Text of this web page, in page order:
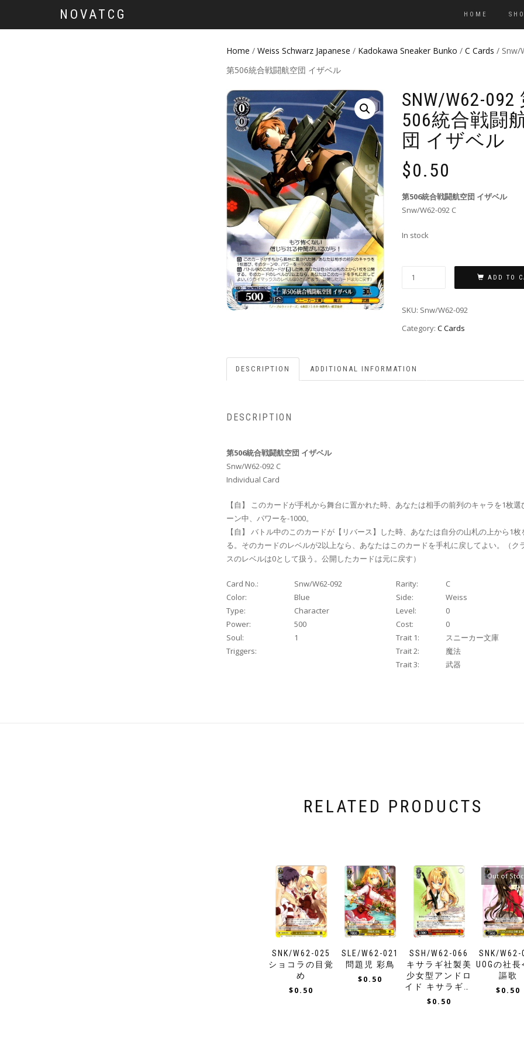
NOVATCG HOME
Home / Weiss Schwarz Japanese / Kadokawa Sneaker Bunko / C Cards / Snw/
第506統合戦闘航空団 イザベル
SNW/W62-092
506統合戦闘
団 イザベル
$0.50
第506統合戦闘航空団 イザベル
Snw/W62-092 C
In stock
ADD TO
SKU: Snw/W62-092
Category: C Cards
DESCRIPTION ADDITIONAL INFORMATION
DESCRIPTION
第506統合戦闘航空団 イザベル
Snw/W62-092 C
Individual Card
【自】 このカードが手札から舞台に置かれた時、あなたは相手の前列のキャラを1枚選
ーン中、パワーを-1000。
【自】 バトル中のこのカードが【リバース】した時、あなたは自分の山札の上から1枚
る。そのカードのレベルが2以上なら、あなたはこのカードを手札に戻してよい。（ク
スのレベルは0として扱う。公開したカードは元に戻す）
Card No.: Snw/W62-092 Rarity:
C
Color:
Blue Side:
Weiss
Type:
Character Level:
0
Power:
500 Cost:
0
Soul:
1 Trait 1:
スニーカー文庫
Triggers:
Trait 2:
魔法
Trait 3:
武器
RELATED PRODUCTS
SNK/W62-025
ショコラの目覚
め
$0.50
SLE/W62-021
問題児 彩鳥
$0.50
SSH/W62-066
キサラギ社製美
少女型アンドロ
イド キサラギ＝
アリス
$0.50
SNK/W62-
UOGの社長
謳歌
Out of
$0.50